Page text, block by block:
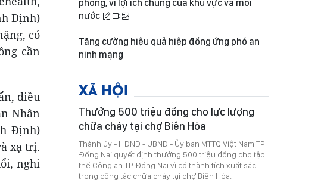
Định)
có
cần
điều
Nhân
Định)
xạ trị.
nghi
phòng, vì lợi ích chung của khu vực và mỗi
nước
Tăng cường hiệu quả hiệp đồng ứng phó an
ninh mạng
XÃ HỘI
Thưởng 500 triệu đồng cho lực lượng
chữa cháy tại chợ Biên Hòa
Thành ủy - HĐND - UBND - Ủy ban MTTQ Việt Nam TP
Đồng Nai quyết định thưởng 500 triệu đồng cho tập
thể Công an TP Đồng Nai vì có thành tích xuất sắc
trong công tác chữa cháy tại chợ Biên Hòa.